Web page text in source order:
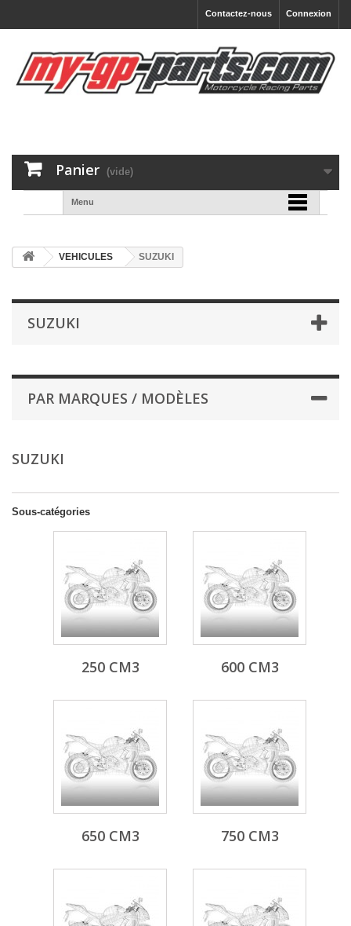
Connexion
Contactez-nous
Panier (vide)
Menu
VEHICULES SUZUKI
SUZUKI
PAR MARQUES / MODÈLES
SUZUKI
Sous-catégories
250 CM3 600 CM3
650 CM3 750 CM3